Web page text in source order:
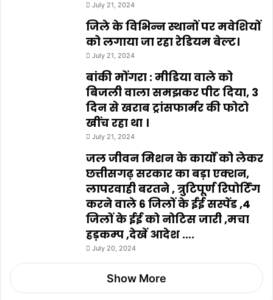
July 21, 2024
जिले के विभिन्न स्थानों पर मवेशियों
को लगाया जा रहा रेडियम बेल्ट।
July 21, 2024
बांकी मोंगरा : मीडिया वाले को
बिजली वाला समझकर पीट दिया, 3
दिन से खराब ट्रांसफार्मर की फोटो
खींच रहा था ।
July 21, 2024
जल जीवन मिशन के कार्यों को लेकर
छत्तीसगढ़ सरकार का बड़ा एक्शन,
लापरवाही बरतने , त्रुटिपूर्ण रिपोर्टिंग
करने वाले 6 जिलों के ईई सस्पेंड ,4
जिलों के ईई को नोटिस जारी ,मचा
हड़कम्प ,देखें आदेश ….
July 20, 2024
Show More